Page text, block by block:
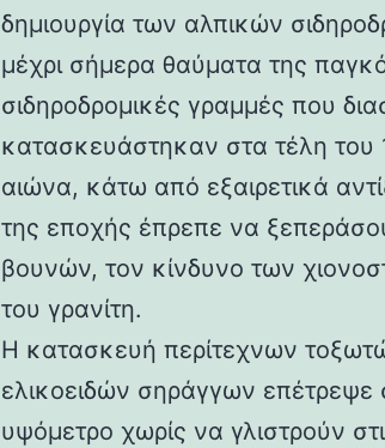
δημιουργία των αλπικών
μέχρι σήμερα θαύματα της
σιδηροδρομικές γραμμές που
κατασκευάστηκαν στα τέλη του
αιώνα, κάτω από εξαιρετικά
της εποχής έπρεπε να
βουνών, τον κίνδυνο των
του γρανίτη.
Η κατασκευή περίτεχνων
ελικοειδών σηράγγων επέτρεψε
υψόμετρο χωρίς να γλιστρούν